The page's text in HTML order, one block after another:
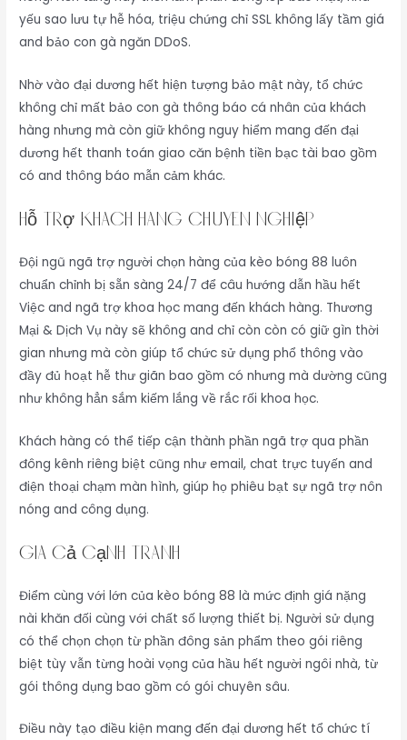
yếu sao lưu tự hễ hóa, triệu chứng chỉ SSL không lấy tầm giá
and bảo con gà ngăn DDoS.
Nhờ vào đại dương hết hiện tượng bảo mật này, tổ chức
không chỉ mất bảo con gà thông báo cá nhân của khách
hàng nhưng mà còn giữ không nguy hiểm mang đến đại
dương hết thanh toán giao căn bệnh tiền bạc tài bao gồm
có and thông báo mẫn cảm khác.
Hỗ Trợ Khách Hàng Chuyên Nghiệp
Đội ngũ ngã trợ người chọn hàng của kèo bóng 88 luôn
chuẩn chỉnh bị sẵn sàng 24/7 để câu hướng dẫn hầu hết
Việc and ngã trợ khoa học mang đến khách hàng. Thương
Mại & Dịch Vụ này sẽ không and chỉ còn còn có giữ gìn thời
gian nhưng mà còn giúp tổ chức sử dụng phổ thông vào
đầy đủ hoạt hễ thư giãn bao gồm có nhưng mà dường cũng
như không hẳn sắm kiếm lắng về rắc rối khoa học.
Khách hàng có thể tiếp cận thành phần ngã trợ qua phần
đông kênh riêng biệt cũng như email, chat trực tuyến and
điện thoại chạm màn hình, giúp họ phiêu bạt sự ngã trợ nôn
nóng and công dụng.
Giá Cả Cạnh Tranh
Điểm cùng với lớn của kèo bóng 88 là mức định giá nặng
nài khăn đối cùng với chất số lượng thiết bị. Người sử dụng
có thể chọn chọn từ phần đông sản phẩm theo gói riêng
biệt tùy vẫn từng hoài vọng của hầu hết người ngôi nhà, từ
gói thông dụng bao gồm có gói chuyên sâu.
Điều này tạo điều kiện mang đến đại dương hết tổ chức tí